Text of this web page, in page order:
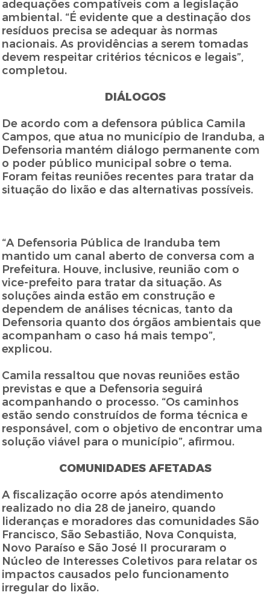
adequações compatíveis com a legislação
ambiental. “É evidente que a destinação dos
resíduos precisa se adequar às normas
nacionais. As providências a serem tomadas
devem respeitar critérios técnicos e legais”,
completou.
DIÁLOGOS
De acordo com a defensora pública Camila
Campos, que atua no município de Iranduba, a
Defensoria mantém diálogo permanente com
o poder público municipal sobre o tema.
Foram feitas reuniões recentes para tratar da
situação do lixão e das alternativas possíveis.
“A Defensoria Pública de Iranduba tem
mantido um canal aberto de conversa com a
Prefeitura. Houve, inclusive, reunião com o
vice-prefeito para tratar da situação. As
soluções ainda estão em construção e
dependem de análises técnicas, tanto da
Defensoria quanto dos órgãos ambientais que
acompanham o caso há mais tempo”,
explicou.
Camila ressaltou que novas reuniões estão
previstas e que a Defensoria seguirá
acompanhando o processo. “Os caminhos
estão sendo construídos de forma técnica e
responsável, com o objetivo de encontrar uma
solução viável para o município”, afirmou.
COMUNIDADES AFETADAS
A fiscalização ocorre após atendimento
realizado no dia 28 de janeiro, quando
lideranças e moradores das comunidades São
Francisco, São Sebastião, Nova Conquista,
Novo Paraíso e São José II procuraram o
Núcleo de Interesses Coletivos para relatar os
impactos causados pelo funcionamento
irregular do lixão.